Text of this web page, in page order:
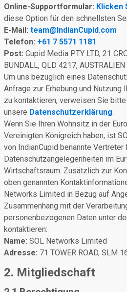
Online-Supportformular: Klicken
diese Option für den schnellsten
E-Mail: team@IndianCupid.com
Telefon: +61 7 5571 1181
Post: Cupid Media PTY LTD, 21
BUNDALL, QLD 4217, AUSTRALIEN
Um uns bezüglich eines
Anfrage zur Erhebung und Nutzung
zu kontaktieren, verweisen Sie
unsere Datenschutzerklärung.
Wenn Sie Ihren Wohnsitz in der
Vereinigten Königreich haben, ist
von IndianCupid benannte Vertreter
Datenschutzangelegenheiten im
Wirtschaftsraum. Zusätzlich zur
oben genannten
Networks Limited in Bezug auf
Zusammenhang mit der
personenbezogenen Daten unter
kontaktieren:
Name: SOL Networks Limited
Adresse: 71 TOWER ROAD, SLM
2. Mitgliedschaft